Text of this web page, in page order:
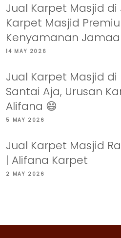
Jual Karpet Masjid di
Karpet Masjid
Kenyamanan
14 MAY 2026
Jual Karpet Masjid di
Santai Aja, Urusan
Alifana 😄
5 MAY 2026
Jual Karpet Masjid
| Alifana Karpet
2 MAY 2026